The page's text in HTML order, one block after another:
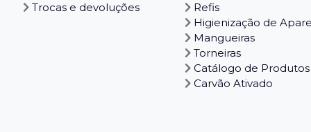
Trocas e devoluções
Refis
Higienização de
Mangueiras
Torneiras
Catálogo de Produtos
Carvão Ativado